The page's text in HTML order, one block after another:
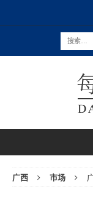
广西 市场